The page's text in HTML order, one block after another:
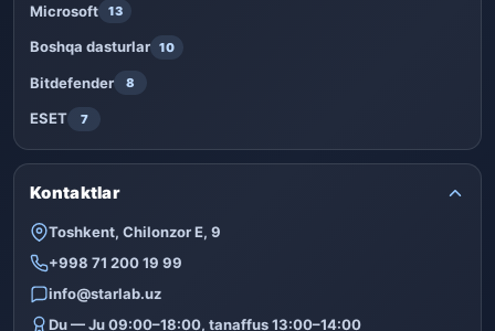
Microsoft 13
Boshqa dasturlar 10
Bitdefender 8
ESET 7
Kontaktlar
Toshkent, Chilonzor E, 9
+998 71 200 19 99
info@starlab.uz
Du — Ju 09:00–18:00, tanaffus 13:00–14:00